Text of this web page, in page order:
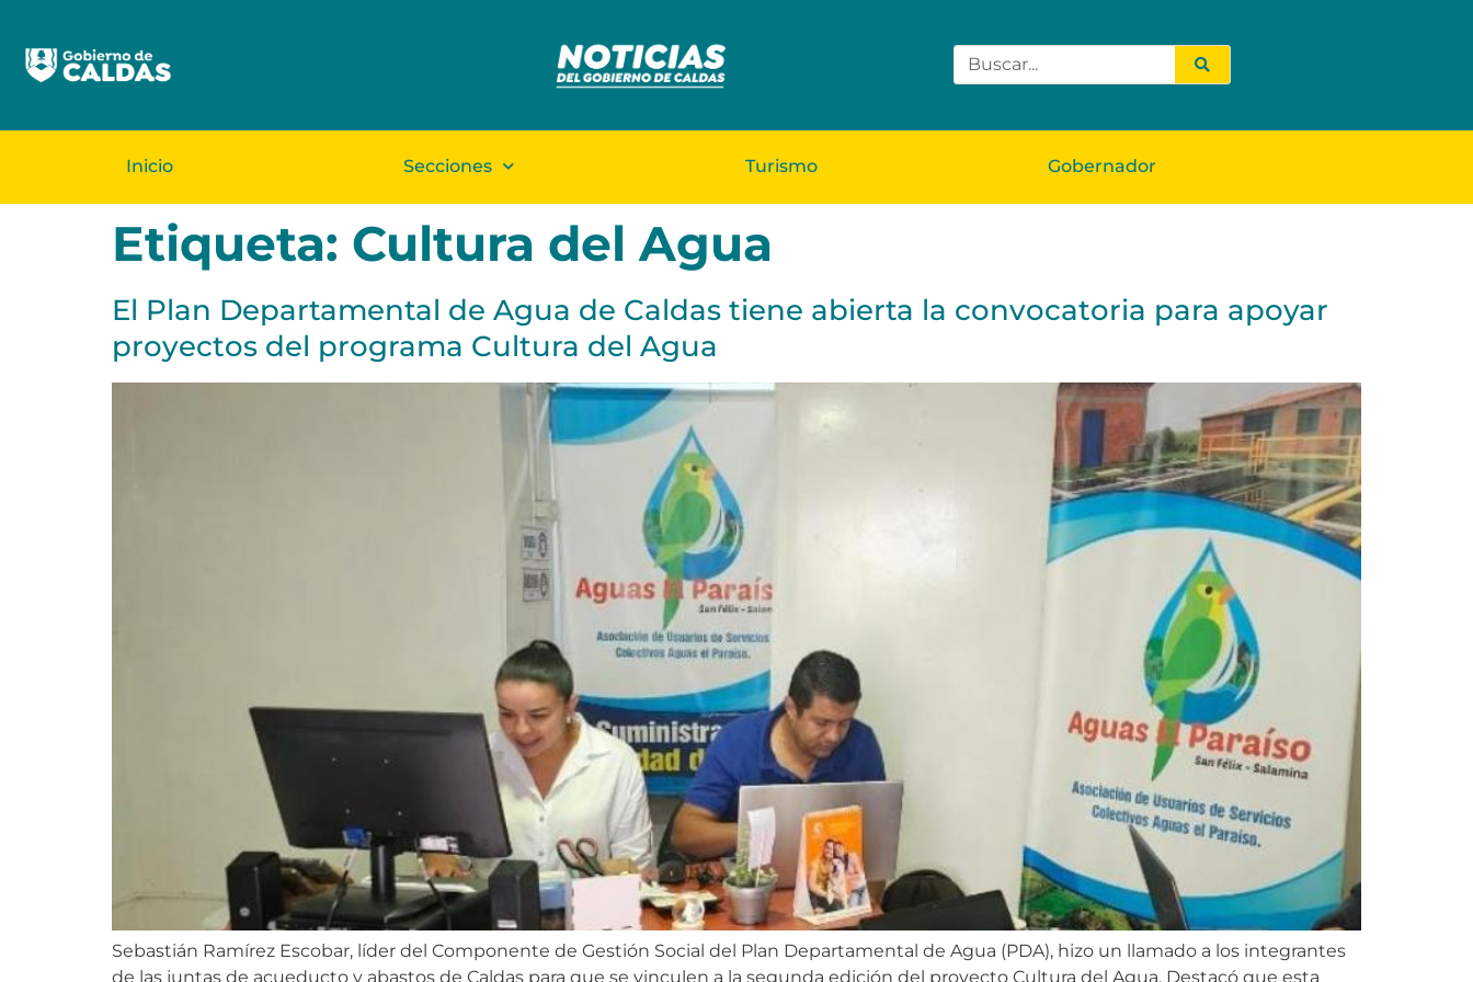
Inicio Secciones Turismo Gobernador
Etiqueta: Cultura del Agua
El Plan Departamental de Agua de Caldas tiene abierta la convocatoria para apoyar
proyectos del programa Cultura del Agua
Sebastián Ramírez Escobar, líder del Componente de Gestión Social del Plan Departamental de Agua (PDA), hizo un llamado a los integrantes
de las juntas de acueducto y abastos de Caldas para que se vinculen a la segunda edición del proyecto Cultura del Agua. Destacó que esta